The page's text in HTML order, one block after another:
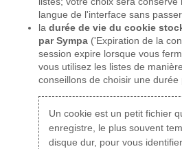
langue de l'interface sans
la durée de vie du cookie
par Sympa ('Expiration de la
session expire lorsque vous
vous utilisez les listes de
conseillons de choisir une durée
Un cookie est un petit fichier
enregistre, le plus souvent
disque dur, pour vous